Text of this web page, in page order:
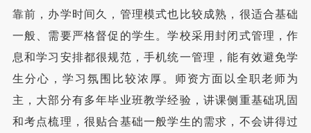
靠前，办学时间久，管理模式也比较成熟，很适合基础
一般、需要严格督促的学生。学校采用封闭式管理，作
息和学习安排都很规范，手机统一管理，能有效避免学
生分心，学习氛围比较浓厚。师资方面以全职老师为
主，大部分有多年毕业班教学经验，讲课侧重基础巩固
和考点梳理，很贴合基础一般学生的需求，不会讲得过